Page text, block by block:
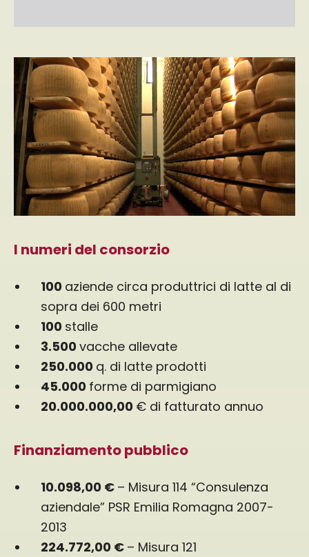
I numeri del consorzio
100 aziende circa produttrici di latte al di
sopra dei 600 metri
100 stalle
3.500 vacche allevate
250.000 q. di latte prodotti
45.000 forme di parmigiano
20.000.000,00 € di fatturato annuo
Finanziamento pubblico
10.098,00 € – Misura 114 “Consulenza
aziendale” PSR Emilia Romagna 2007-
2013
224.772,00 € – Misura 121